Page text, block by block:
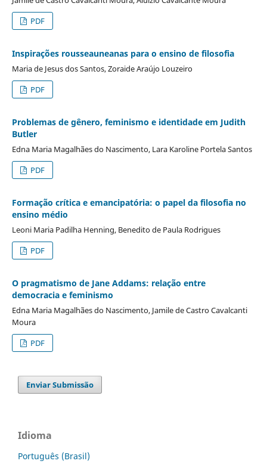
PDF
Inspirações rousseauneanas para o ensino de filosofia
Maria de Jesus dos Santos, Zoraide Araújo Louzeiro
PDF
Problemas de gênero, feminismo e identidade em Judith
Butler
Edna Maria Magalhães do Nascimento, Lara Karoline Portela Santos
PDF
Formação crítica e emancipatória: o papel da filosofia no
ensino médio
Leoni Maria Padilha Henning, Benedito de Paula Rodrigues
PDF
O pragmatismo de Jane Addams: relação entre
democracia e feminismo
Edna Maria Magalhães do Nascimento, Jamile de Castro Cavalcanti
Moura
PDF
Enviar Submissão
Idioma
Português (Brasil)